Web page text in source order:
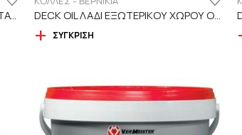
AQUA TENAX ΑΣΤΑΡΙ ΝΕΡΟΥ 2 ΣΥΣΤΑΤΙΚΩΝ DECK OIL ΛΑΔΙ ΕΞΩΤΕΡΙΚΟΥ ΧΩΡΟΥ ΟΙΚΟΛΟΓΙΚΟ
ΣΎΓΚΡΙΣΗ